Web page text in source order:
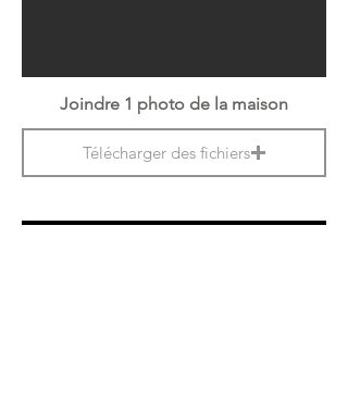
Joindre 1 photo de la maison
Télécharger des fichiers